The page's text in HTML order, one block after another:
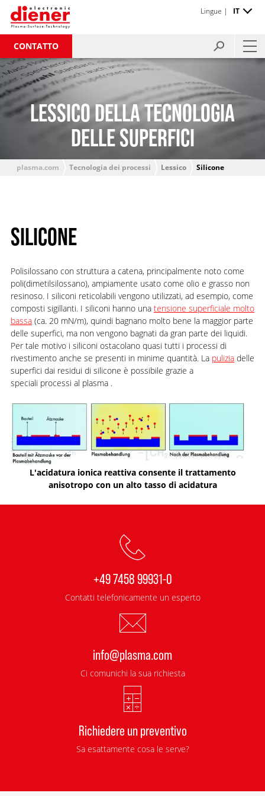
CONTATTO
Lingue | IT
LESSICO DELLA TECNOLOGIA
DELLE SUPERFICI
plasma.com Tecnologia dei processi Lessico Silicone
SILICONE
Polisilossano con struttura a catena, principalmente noto come
poli(dimetilsilossano), ampiamente usato come olio e grasso non
resinoso. I siliconi reticolabili vengono utilizzati, ad esempio, come
composti sigillanti. I siliconi hanno una tensione superficiale molto
bassa(ca. 20 mN/m), quindi bagnano molto bene la maggior parte
delle superfici, ma non vengono bagnati da gran parte dei liquidi.
Per tale motivo i siliconi ostacolano quasi tutti i processi di
rivestimento anche se presenti in minime quantità. La puliziadelle
superfici dai residui di silicone è possibile grazie a
speciali processi al plasma .
L'acidatura ionica reattiva consente il trattamento
anisotropo con un alto tasso di acidatura
+49 7458 99931-0
Contatti telefonicamente un esperto
info@plasma.com
Ci comunichi la sua richiesta
Richiedere un preventivo
Sa esattamente cosa le serve?